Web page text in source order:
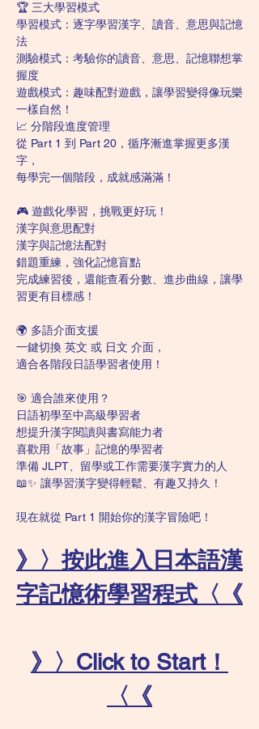
🏆 三大學習模式
學習模式：逐字學習漢字、讀音、意思與記憶
法
測驗模式：考驗你的讀音、意思、記憶聯想掌
握度
遊戲模式：趣味配對遊戲，讓學習變得像玩樂
一樣自然！
📈 分階段進度管理
從 Part 1 到 Part 20，循序漸進掌握更多漢
字，
每學完一個階段，成就感滿滿！
🎮 遊戲化學習，挑戰更好玩！
漢字與意思配對
漢字與記憶法配對
錯題重練，強化記憶盲點
完成練習後，還能查看分數、進步曲線，讓學
習更有目標感！
🌍 多語介面支援
一鍵切換 英文 或 日文 介面，
適合各階段日語學習者使用！
🎯 適合誰來使用？
日語初學至中高級學習者
想提升漢字閱讀與書寫能力者
喜歡用「故事」記憶的學習者
準備 JLPT、留學或工作需要漢字實力的人
📖✨ 讓學習漢字變得輕鬆、有趣又持久！
現在就從 Part 1 開始你的漢字冒險吧！
》〉按此進入日本語漢
字記憶術學習程式〈《
》〉Click to Start！
〈《